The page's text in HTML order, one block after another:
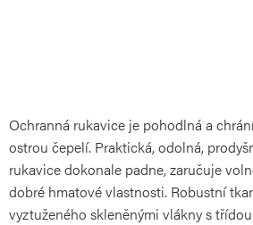
Ochranná rukavice je pohodlná a
ostrou čepelí. Praktická, odolná,
rukavice dokonale padne, zaručuje
dobré hmatové vlastnosti. Robustní
vyztuženého skleněnými vlákny s